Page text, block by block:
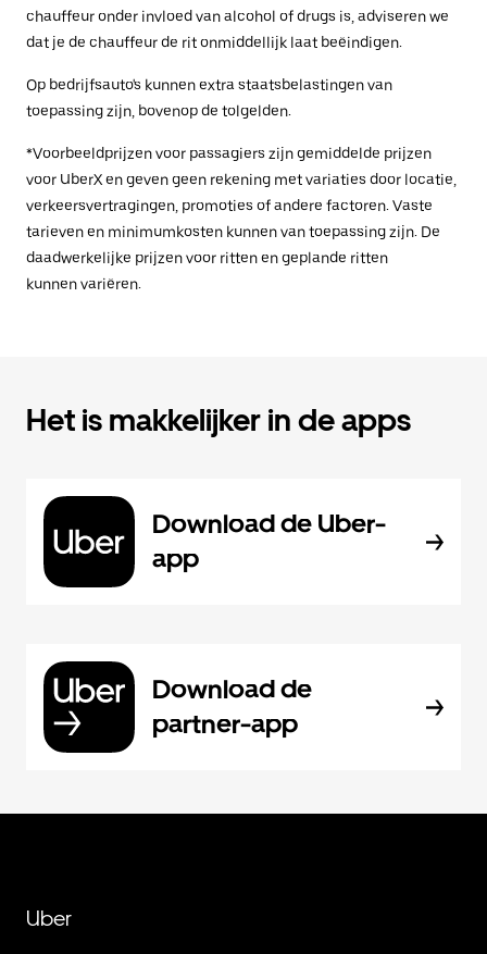
chauffeur onder invloed van alcohol of drugs is, adviseren we
dat je de chauffeur de rit onmiddellijk laat beëindigen.
Op bedrijfsauto's kunnen extra staatsbelastingen van
toepassing zijn, bovenop de tolgelden.
*Voorbeeldprijzen voor passagiers zijn gemiddelde prijzen
voor UberX en geven geen rekening met variaties door locatie,
verkeersvertragingen, promoties of andere factoren. Vaste
tarieven en minimumkosten kunnen van toepassing zijn. De
daadwerkelijke prijzen voor ritten en geplande ritten
kunnen variëren.
Het is makkelijker in de apps
Download de Uber-
app
Download de
partner-app
Uber